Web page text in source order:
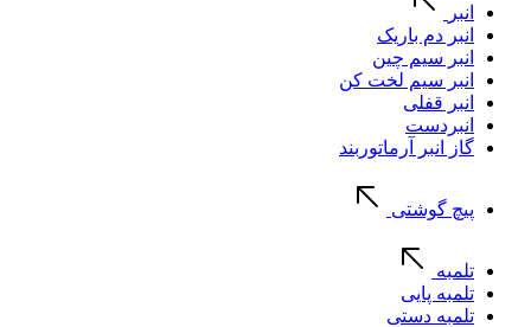
انبر
انبر دم باریک
انبر سیم چین
انبر سیم لخت کن
انبر قفلی
انبردست
گاز انبر آرماتوربند
پیچ گوشتی
تلمبه
تلمبه پایی
تلمبه دستی